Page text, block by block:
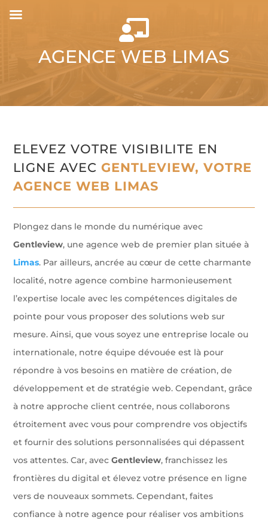

AGENCE WEB LIMAS
ELEVEZ VOTRE VISIBILITE EN
LIGNE AVECGENTLEVIEW, VOTRE
AGENCE WEB LIMAS
Plongez dans le monde du numérique avec
Gentleview, une agence web de premier plan située à
Limas. Par ailleurs, ancrée au cœur de cette charmante
localité, notre agence combine harmonieusement
l’expertise locale avec les compétences digitales de
pointe pour vous proposer des solutions web sur
mesure. Ainsi, que vous soyez une entreprise locale ou
internationale, notre équipe dévouée est là pour
répondre à vos besoins en matière de création, de
développement et de stratégie web. Cependant, grâce
à notre approche client centrée, nous collaborons
étroitement avec vous pour comprendre vos objectifs
et fournir des solutions personnalisées qui dépassent
vos attentes. Car, avecGentleview, franchissez les
frontières du digital et élevez votre présence en ligne
vers de nouveaux sommets. Cependant, faites
confiance à notre agence pour réaliser vos ambitions